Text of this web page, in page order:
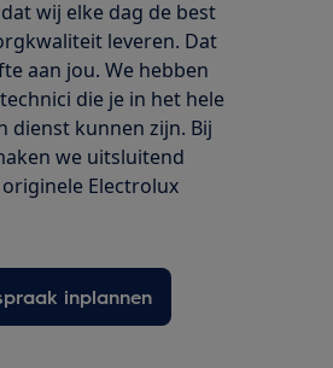
wij elke dag de best
leveren. Dat
aan jou. We hebben
die je in het hele
dienst kunnen zijn. Bij
we uitsluitend
Electrolux
inplannen